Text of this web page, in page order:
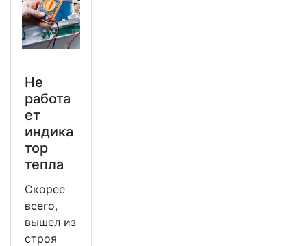
Не
работа
ет
индика
тор
тепла
Скорее
всего,
вышел из
строя